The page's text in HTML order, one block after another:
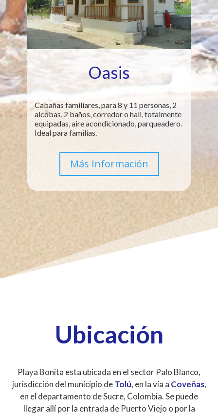
Oasis
Cabañas familiares, para 8 y 11 personas, 2
alcobas, 2 baños, corredor o hall, totalmente
equipadas, aire acondicionado, parqueadero.
Ideal para familias.
Más Información
Ubicación
Playa Bonita esta ubicada en el sector Palo Blanco,
jurisdicción del municipio deTolú, en la vía a Coveñas,
en el departamento de Sucre, Colombia. Se puede
llegar allí por la entrada de Puerto Viejo o por la